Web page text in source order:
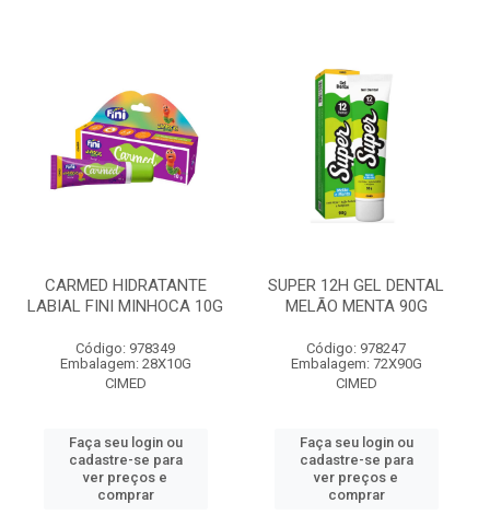
CARMED HIDRATANTE
LABIAL FINI MINHOCA 10G
Código: 978349
Embalagem: 28X10G
CIMED
Faça seu login ou
cadastre-se para
ver preços e
comprar
SUPER 12H GEL DENTAL
MELÃO MENTA 90G
Código: 978247
Embalagem: 72X90G
CIMED
Faça seu login ou
cadastre-se para
ver preços e
comprar